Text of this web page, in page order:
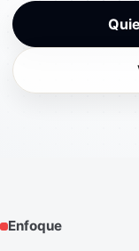
Enfoque